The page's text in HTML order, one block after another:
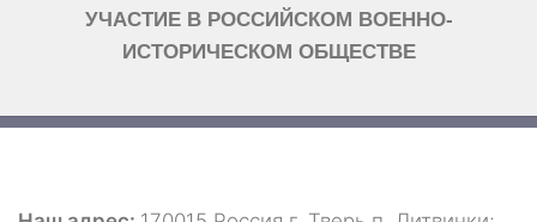
УЧАСТИЕ В РОССИЙСКОМ ВОЕННО-
ИСТОРИЧЕСКОМ ОБЩЕСТВЕ